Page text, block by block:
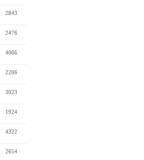
2843
2476
4066
2206
3023
1924
4322
2654